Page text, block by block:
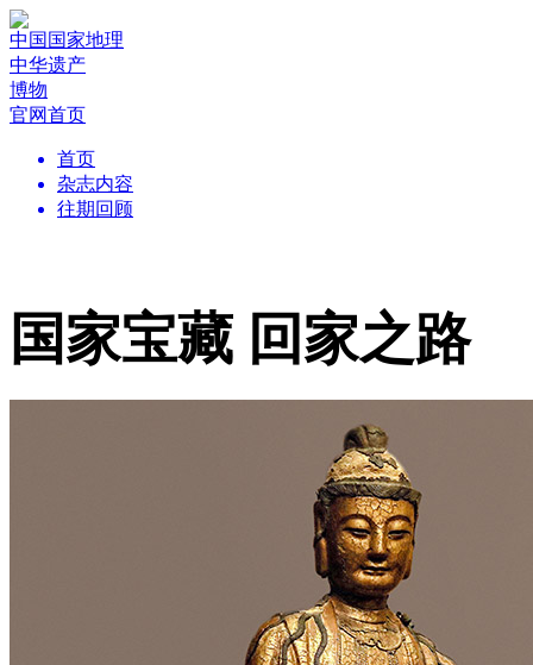
中国国家地理
中华遗产
博物
官网首页
首页
杂志内容
往期回顾
国家宝藏 回家之路